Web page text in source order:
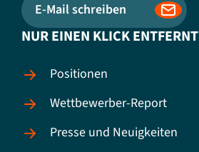
E-Mail schreiben
NUR EINEN KLICK ENTFERNT
Positionen
Wettbewerber-Report
Presse und Neuigkeiten